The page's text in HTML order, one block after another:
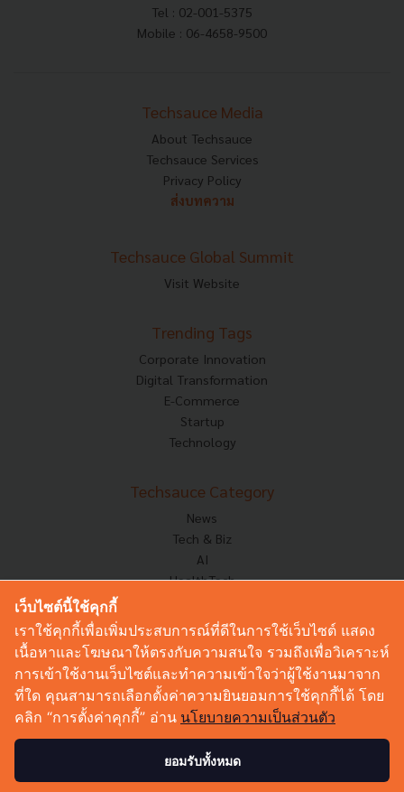
Tel : 02-001-5375
Mobile : 06-4658-9500
Techsauce Media
About Techsauce
Techsauce Services
Privacy Policy
ส่งบทความ
Techsauce Global Summit
Visit Website
Trending Tags
Corporate Innovation
Digital Transformation
E-Commerce
Startup
Technology
Techsauce Category
News
Tech & Biz
AI
HealthTech
Corp Innov
Saucy Thoughts
Based On
Sustainable
Videos
Podcast
เว็บไซต์นี้ใช้คุกกี้
เราใช้คุกกี้เพื่อเพิ่มประสบการณ์ที่ดีในการใช้เว็บไซต์ แสดง
เนื้อหาและโฆษณาให้ตรงกับความสนใจ รวมถึงเพื่อวิเคราะห์
การเข้าใช้งานเว็บไซต์และทำความเข้าใจว่าผู้ใช้งานมาจาก
ที่ใด คุณสามารถเลือกตั้งค่าความยินยอมการใช้คุกกี้ได้ โดย
คลิก “การตั้งค่าคุกกี้” อ่าน นโยบายความเป็นส่วนตัว
ยอมรับทั้งหมด